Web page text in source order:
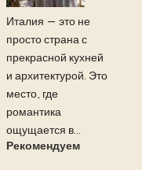
Италия — это не
просто страна с
прекрасной кухней
и архитектурой. Это
место, где
романтика
ощущается в...
Рекомендуем